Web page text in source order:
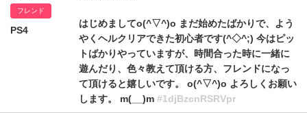
フレンド
PS4
はじめましてo(^▽^)o まだ始めたばかりで、よう
やくヘルクリアできた初心者です(^◇^;) 今はピッ
トばかりやっていますが、時間合った時に一緒に
遊んだり、色々教えて頂ける方、フレンドになっ
て頂けると嬉しいです。 o(^▽^)o よろしくお願い
します。 m(__)m #1djBzcnRSRVpr